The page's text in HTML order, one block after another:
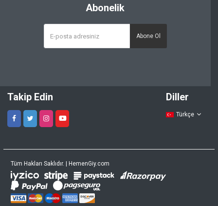
Abonelik
Abone Ol
Takip Edin Diller
Türkçe
Tüm Hakları Saklıdır. | HemenGiy.com